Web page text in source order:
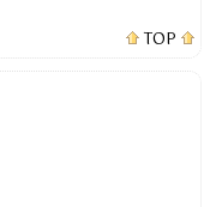
TOP